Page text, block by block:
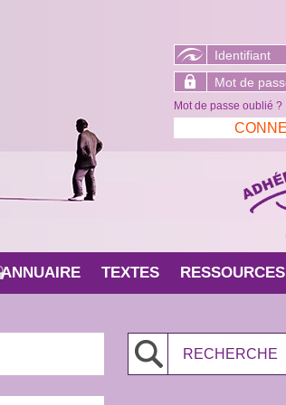
ANNUAIRE TEXTES RESSOURCES
Mot de passe oublié ?